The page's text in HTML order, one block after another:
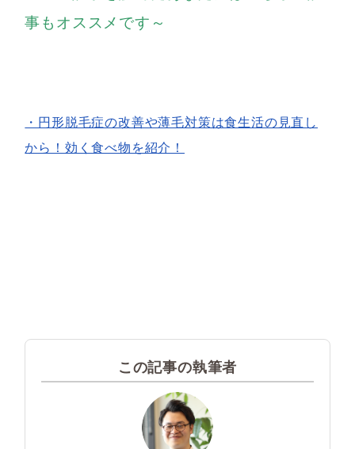
事もオススメです～
・円形脱毛症の改善や薄毛対策は食生活の見直し
から！効く食べ物を紹介！
この記事の執筆者